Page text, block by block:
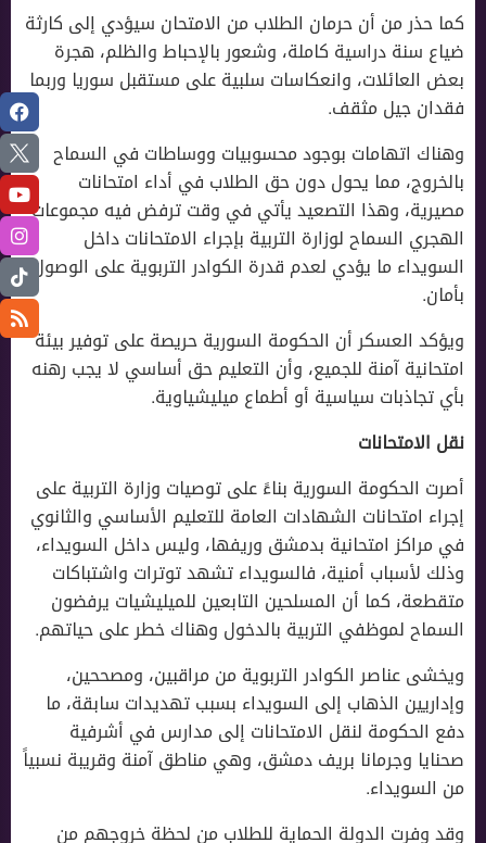
كما حذر من أن حرمان الطلاب من الامتحان سيؤدي إلى كارثة
ضياع سنة دراسية كاملة، وشعور بالإحباط والظلم، هجرة
بعض العائلات، وانعكاسات سلبية على مستقبل سوريا وربما
فقدان جيل مثقف.
وهناك اتهامات بوجود محسوبيات ووساطات في السماح
بالخروج، مما يحول دون حق الطلاب في أداء امتحانات
مصيرية، وهذا التصعيد يأتي في وقت ترفض فيه مجموعات
الهجري السماح لوزارة التربية بإجراء الامتحانات داخل
السويداء ما يؤدي لعدم قدرة الكوادر التربوية على الوصول
بأمان.
ويؤكد العسكر أن الحكومة السورية حريصة على توفير بيئة
امتحانية آمنة للجميع، وأن التعليم حق أساسي لا يجب رهنه
بأي تجاذبات سياسية أو أطماع ميليشياوية.
نقل الامتحانات
أصرت الحكومة السورية بناءً على توصيات وزارة التربية على
إجراء امتحانات الشهادات العامة للتعليم الأساسي والثانوي
في مراكز امتحانية بدمشق وريفها، وليس داخل السويداء،
وذلك لأسباب أمنية، فالسويداء تشهد توترات واشتباكات
متقطعة، كما أن المسلحين التابعين للميليشيات يرفضون
السماح لموظفي التربية بالدخول وهناك خطر على حياتهم.
ويخشى عناصر الكوادر التربوية من مراقبين، ومصححين،
وإداريين الذهاب إلى السويداء بسبب تهديدات سابقة، ما
دفع الحكومة لنقل الامتحانات إلى مدارس في أشرفية
صحنايا وجرمانا بريف دمشق، وهي مناطق آمنة وقريبة نسبياً
من السويداء.
وقد وفرت الدولة الحماية للطلاب من لحظة خروجهم من